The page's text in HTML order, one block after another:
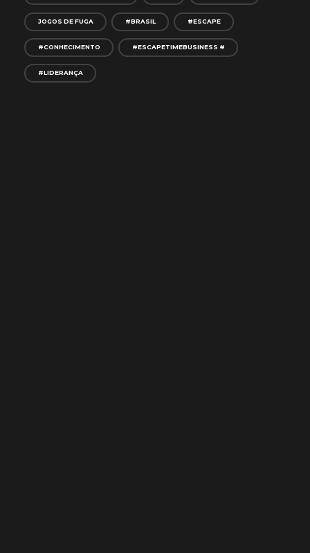
JOGOS DE FUGA #BRASIL #ESCAPE
#CONHECIMENTO #ESCAPETIMEBUSINESS #
#LIDERANÇA